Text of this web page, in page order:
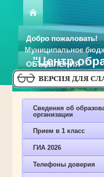
Добро пожаловать!
ОБЪЯВЛЕНИЯ
Муниципальное
"Центр
Сведения об
организации
Прием в 1 класс
ГИА 2026
Телефоны доверия